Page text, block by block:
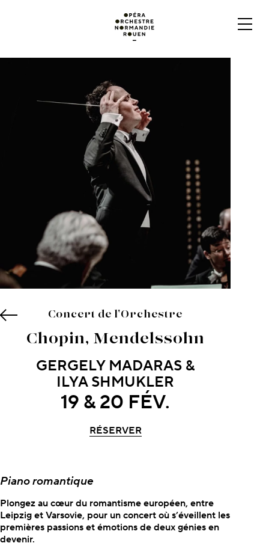
Concert de l'Orchestre
Chopin, Mendelssohn
GERGELY MADARAS &
ILYA SHMUKLER
19 & 20 FÉV.
RÉSERVER
À propos du concert
Piano romantique
Plongez au cœur du romantisme européen, entre
Leipzig et Varsovie, pour un concert où s’éveillent les
premières passions et émotions de deux génies en
devenir.